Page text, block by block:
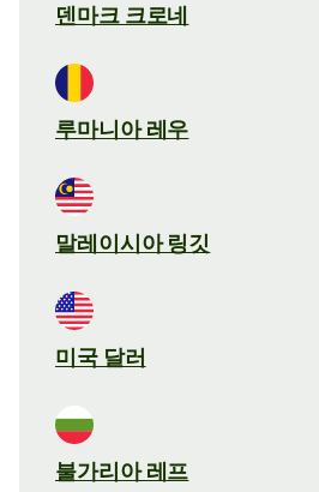
덴마크 크로네
루마니아 레우
말레이시아 링깃
미국 달러
불가리아 레프